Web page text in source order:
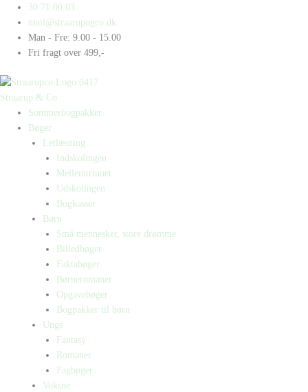
indholdet
30 71 00 03
mail@straarupogco.dk
Man - Fre: 9.00 - 15.00
Fri fragt over 499,-
Straarup & Co
Sommerbogpakker
Bøger
Letlæsning
Indskolingen
Mellemtrinnet
Udskolingen
Bogkasser
Børn
Små mennesker, store drømme
Billedbøger
Faktabøger
Børneromaner
Opgavebøger
Bogpakker til børn
Unge
Fantasy
Romaner
Fagbøger
Voksne
Products
search
Products
search
Karlo
antal